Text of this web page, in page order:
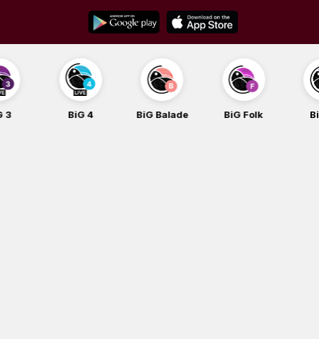
content
BiG Balade BiG Folk